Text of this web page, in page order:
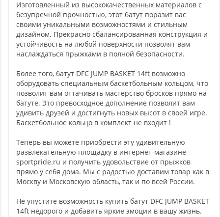
Изготовленный из высококачественных материалов с
безупречной прочностью, этот батут поразит вас
своими уникальными возможностями и стильным
дизайном. Прекрасно сбалансированная конструкция и
устойчивость на любой поверхности позволят вам
наслаждаться прыжками в полной безопасности.
Более того, батут DFC JUMP BASKET 14ft возможно
оборудовать специальным баскетбольным кольцом, что
позволит вам оттачивать мастерство бросков прямо на
батуте. Это превосходное дополнение позволит вам
удивить друзей и достигнуть новых высот в своей игре.
Баскетбольное кольцо в комплект не входит !
Теперь вы можете приобрести эту удивительную
развлекательную площадку в интернет-магазине
sportpride.ru и получить удовольствие от прыжков
прямо у себя дома. Мы с радостью доставим товар как в
Москву и Московскую область, так и по всей России.
Не упустите возможность купить батут DFC JUMP BASKET
14ft недорого и добавить яркие эмоции в вашу жизнь.